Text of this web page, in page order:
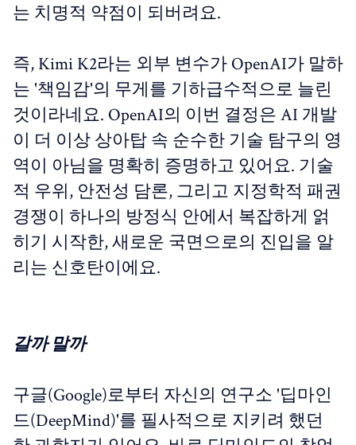
는 치명적 약점이 되버려요.
즉, Kimi K2라는 외부 변수가 OpenAI가 말하
는 '책임감'의 무게를 기하급수적으로 늘린
것이라네요. OpenAI의 이번 결정은 AI 개발
이 더 이상 상아탑 속 순수한 기술 탐구의 영
역이 아님을 명확히 증명하고 있어요. 기술
적 우위, 안전성 담론, 그리고 지정학적 패권
경쟁이 하나의 방정식 안에서 복잡하게 얽
히기 시작한, 새로운 국면으로의 진입을 알
리는 신호탄이에요.
갈까 말까
구글(Google)로부터 자신의 연구소 '딥마인
드(DeepMind)'를 필사적으로 지키려 했던